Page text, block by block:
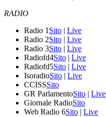
RADIO
Radio 1 Sito | Live
Radio 2Sito | Live
Radio 3Sito | Live
Radiofd4Sito | Live
Radiofd5Sito | Live
IsoradioSito | Live
CCISSSito
GR ParlamentoSito | Live
Giornale RadioSito
Web Radio 6Sito | Live